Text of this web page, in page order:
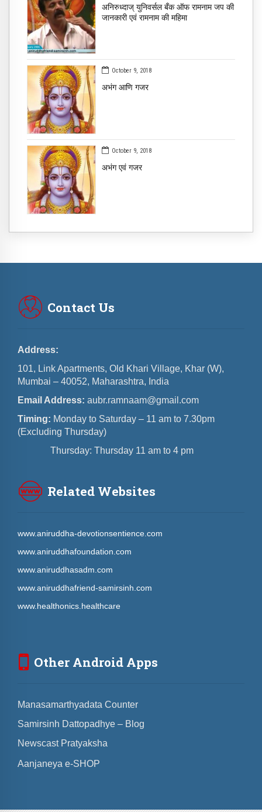
अनिरुध्दाज् युनिवर्सल बँक ऑफ रामनाम जप की
जानकारी एवं रामनाम की महिमा
October 9, 2018
​अभंग आणि गजर ​
October 9, 2018
अभंग एवं गजर
Contact Us
Address:
101, Link Apartments, Old Khari Village, Khar (W),
Mumbai – 40052, Maharashtra, India
Email Address: aubr.ramnaam@gmail.com
Timing: Monday to Saturday – 11 am to 7.30pm
(Excluding Thursday)
Thursday: Thursday 11 am to 4 pm
Related Websites
www.aniruddha-devotionsentience.com
www.aniruddhafoundation.com
www.aniruddhasadm.com
www.aniruddhafriend-samirsinh.com
www.healthonics.healthcare
Other Android Apps
Manasamarthyadata Counter
Samirsinh Dattopadhye – Blog
Newscast Pratyaksha
Aanjaneya e-SHOP